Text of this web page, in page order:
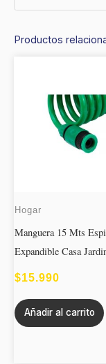
Productos
Hogar
Manguera 15 Mts
Expandible Casa
$15.990
Añadir al carrito